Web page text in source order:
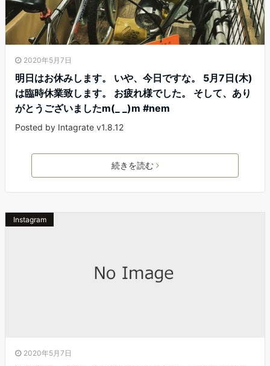
2020年5月7日
明日はお休みします。 いや、今日ですな。 5月7日(木)
は臨時休業致します。 お疲れ様でした。 そして、あり
がとうございましたm(_ _)m #nem
Posted by Intagrate v1.8.12
続きを読む
Instagram
2020年5月7日